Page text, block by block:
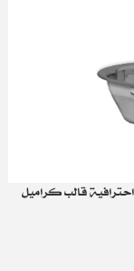
قالب كراميل